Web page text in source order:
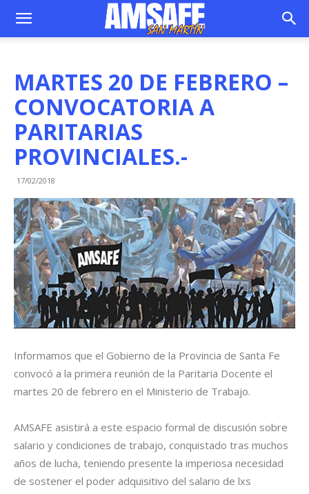
MARTES 20 DE FEBRERO –
CONVOCATORIA A
PARITARIAS
PROVINCIALES.-
17/02/2018
Informamos que el Gobierno de la Provincia de Santa Fe
convocó a la primera reunión de la Paritaria Docente el
martes 20 de febrero en el Ministerio de Trabajo.
AMSAFE asistirá a este espacio formal de discusión sobre
salario y condiciones de trabajo, conquistado tras muchos
años de lucha, teniendo presente la imperiosa necesidad
de sostener el poder adquisitivo del salario de lxs